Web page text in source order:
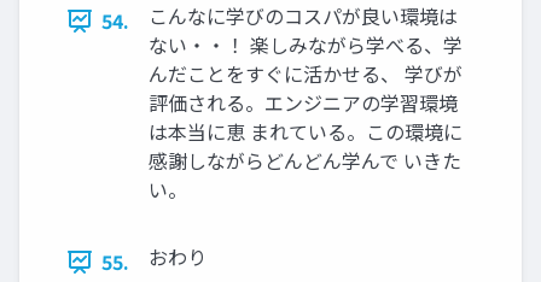
54.
こんなに学びのコスパが良い環境は
ない・・！ 楽しみながら学べる、学
んだことをすぐに活かせる、 学びが
評価される。エンジニアの学習環境
は本当に恵 まれている。この環境に
感謝しながらどんどん学んで いきた
い。
55. おわり